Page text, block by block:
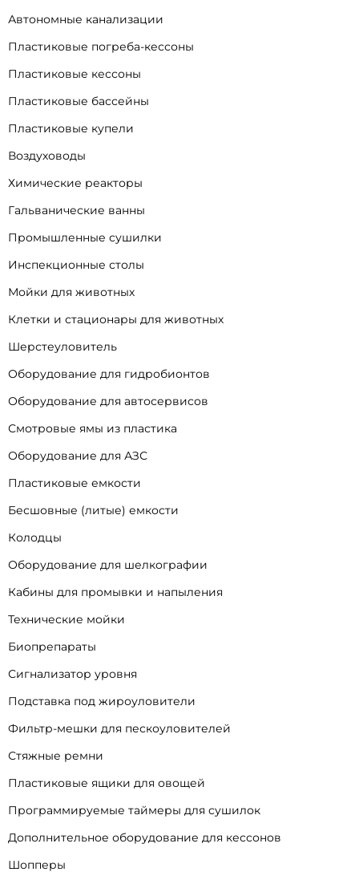
Автономные канализации
Пластиковые погреба-кессоны
Пластиковые кессоны
Пластиковые бассейны
Пластиковые купели
Воздуховоды
Химические реакторы
Гальванические ванны
Промышленные сушилки
Инспекционные столы
Мойки для животных
Клетки и стационары для животных
Шерстеуловитель
Оборудование для гидробионтов
Оборудование для автосервисов
Смотровые ямы из пластика
Оборудование для АЗС
Пластиковые емкости
Бесшовные (литые) емкости
Колодцы
Оборудование для шелкографии
Кабины для промывки и напыления
Технические мойки
Биопрепараты
Сигнализатор уровня
Подставка под жироуловители
Фильтр-мешки для пескоуловителей
Стяжные ремни
Пластиковые ящики для овощей
Программируемые таймеры для сушилок
Дополнительное оборудование для кессонов
Шопперы